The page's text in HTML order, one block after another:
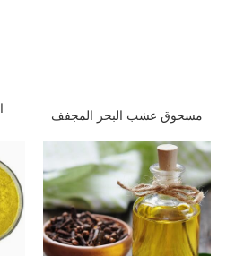
مسحوق عشب البحر المجفف